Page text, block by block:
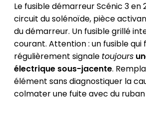
Le fusible démarreur Scénic 3 en
circuit du solénoïde, pièce
du démarreur. Un fusible grillé
courant. Attention : un fusible qui
régulièrement signale toujours
électrique sous-jacente.
élément sans diagnostiquer la
colmater une fuite avec du